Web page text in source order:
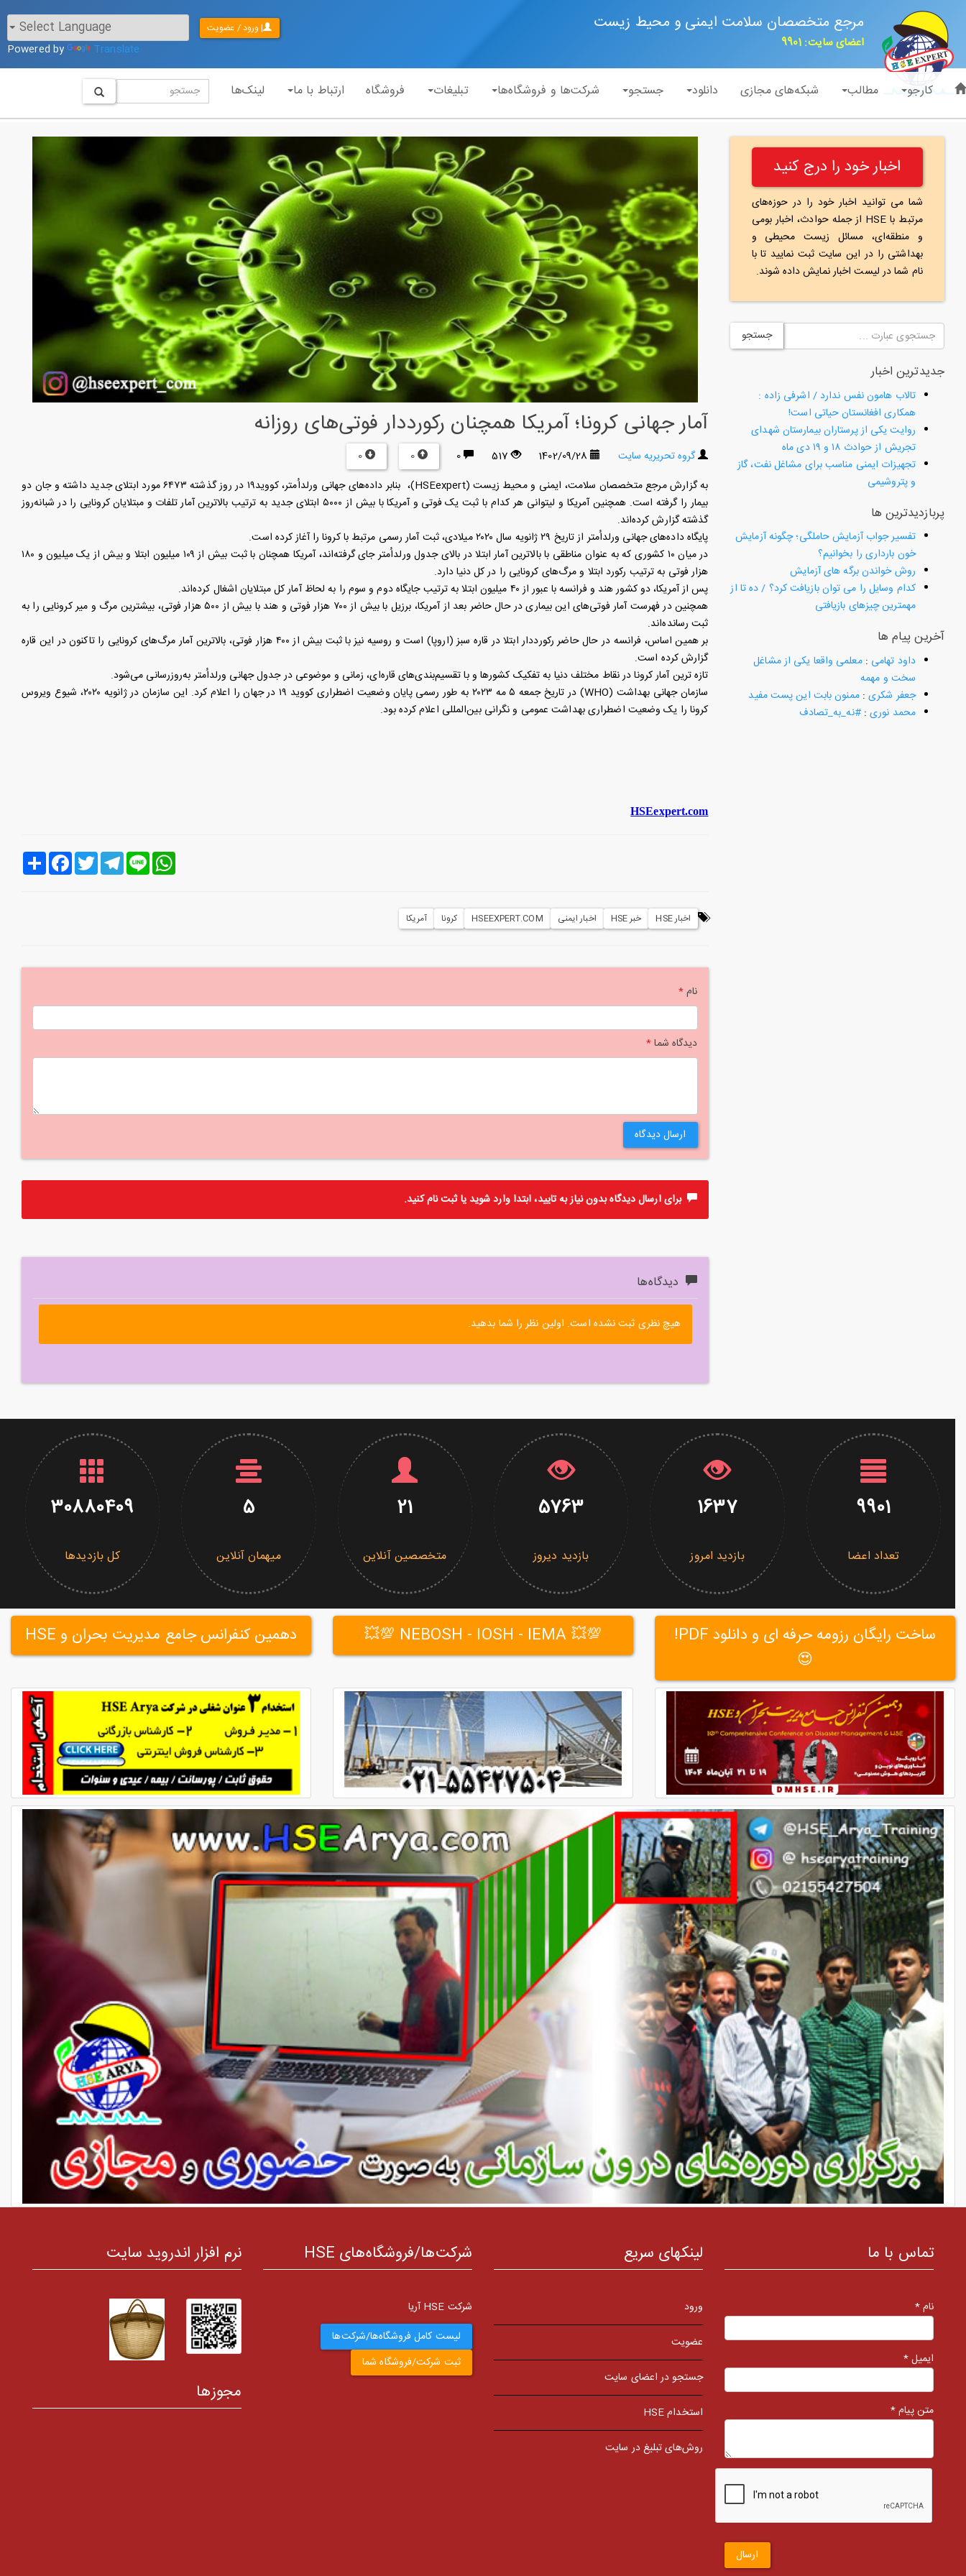
مرجع متخصصان سلامت ایمنی و محیط زیست
اعضای سایت: 9901 Powered by Translate
| ورود / عضویت
کارجو مطالب شبکه‌های مجازی دانلود جستجو شرکت‌ها و فروشگاه‌ها تبلیغات فروشگاه ارتباط با ما لینک‌ها
اخبار خود را درج کنید
شما می توانید اخبار خود را در حوزه‌های
مرتبط با HSE از جمله حوادث، اخبار بومی
و منطقه‌ای، مسائل زیست محیطی و
بهداشتی را در این سایت ثبت نمایید تا با
نام شما در لیست اخبار نمایش داده شوند.
جستجو
جدیدترین اخبار
تالاب هامون نفس ندارد / اشرفی زاده :
همکاری افغانستان حیاتی است!
روایت یکی از پرستاران بیمارستان شهدای
تجریش از حوادث ۱۸ و ۱۹ دی ماه
تجهیزات ایمنی مناسب برای مشاغل نفت، گاز
و پتروشیمی
پربازدیدترین ها
تفسیر جواب آزمایش حاملگی؛ چگونه آزمایش
خون بارداری را بخوانیم؟
روش خواندن برگه های آزمایش
کدام وسایل را می توان بازیافت کرد؟ / ده تا از
مهمترین چیزهای بازیافتی
آخرین پیام ها
داود تهامی :معلمی واقعا یکی از مشاغل
سخت و مهمه
جعفر شکری:ممنون بابت این پست مفید
محمد نوری:#نه_به_تصادف
آمار جهانی کرونا؛ آمریکا همچنان رکورددار فوتی‌های روزانه
گروه تحریریه سایت 1402/09/28
517
0
0
0
به گزارش مرجع متخصصان سلامت، ایمنی و محیط زیست (HSEexpert)، بنابر داده‌های جهانی ورلداُمتر، کووید۱۹ در روز گذشته ۶۴۷۳ مورد ابتلای جدید داشته و جان دو
بیمار را گرفته است. همچنین آمریکا و لیتوانی هر کدام با ثبت یک فوتی و آمریکا با بیش از ۵۰۰۰ ابتلای جدید به ترتیب بالاترین آمار تلفات و مبتلایان کرونایی را در شبانه‌روز
گذشته گزارش کرده‌اند.
پایگاه داده‌های جهانی ورلداُمتر از تاریخ ۲۹ ژانویه سال ۲۰۲۰ میلادی، ثبت آمار رسمی مرتبط با کرونا را آغاز کرده است.
در میان ۱۰ کشوری که به عنوان مناطقی با بالاترین آمار ابتلا در بالای جدول ورلداُمتر جای گرفته‌اند، آمریکا همچنان با ثبت بیش از ۱۰۹ میلیون ابتلا و بیش از یک میلیون و ۱۸۰
هزار فوتی به ترتیب رکورد ابتلا و مرگ‌های کرونایی را در کل دنیا دارد.
پس از آمریکا، دو کشور هند و فرانسه با عبور از ۴۰ میلیون ابتلا به ترتیب جایگاه دوم و سوم را به لحاظ آمار کل مبتلایان اشغال کرده‌اند.
همچنین در فهرست آمار فوتی‌های این بیماری در حال حاضر بعد از آمریکا، برزیل با بیش از ۷۰۰ هزار فوتی و هند با بیش از ۵۰۰ هزار فوتی، بیشترین مرگ‌ و میر کرونایی را به
ثبت رسانده‌اند.
بر همین اساس، فرانسه در حال حاضر رکورددار ابتلا در قاره سبز (اروپا) است و روسیه نیز با ثبت بیش از ۴۰۰ هزار فوتی، بالاترین آمار مرگ‌های کرونایی را تاکنون در این قاره
گزارش کرده است.
تازه‌ ترین آمار کرونا در نقاط مختلف دنیا به تفکیک کشورها و با تقسیم‌بندی‌های قاره‌ای، زمانی و موضوعی در جدول جهانی ورلداُمتر به‌روزرسانی می‌شود.
سازمان جهانی بهداشت (WHO) در تاریخ جمعه ۵ مه ۲۰۲۳ به‌ طور رسمی پایان وضعیت اضطراری کووید ۱۹ در جهان را اعلام کرد. این سازمان در ژانویه ۲۰۲۰، شیوع ویروس
کرونا را یک وضعیت اضطراری بهداشت عمومی و نگرانی بین‌المللی اعلام کرده بود.
HSEexpert.com
اشتراک
FacebookTwitter
Telegram Line
WhatsApp
اخبار HSE خبر HSE اخبار ایمنی HSEEXPERT.COM کرونا آمریکا
نام*
دیدگاه شما*
ارسال دیدگاه
برای ارسال دیدگاه بدون نیاز به تایید، ابتداواردشوید یاثبت نامکنید.
دیدگاه‌ها
هیچ نظری ثبت نشده است. اولین نظر را شما بدهید.
9901
تعداد اعضا
1637
بازدید امروز
5763
بازدید دیروز
21
متخصصین آنلاین
5
میهمان آنلاین
30880409
کل بازدیدها
ساخت رایگان رزومه حرفه ای و دانلود PDF!
😍
💯💥 NEBOSH - IOSH - IEMA 💯💥 دهمین کنفرانس جامع مدیریت بحران و HSE
تماس با ما
نام *
ایمیل *
متن پیام *
ارسال
لینکهای سریع
ورود
عضویت
جستجو در اعضای سایت
استخدام HSE
روش‌های تبلیغ در سایت
شرکت‌ها/فروشگاه‌های HSE
شرکت HSE آریا
لیست کامل فروشگاه‌ها/شرکت‌ها
ثبت شرکت/فروشگاه شما
نرم افزار اندروید سایت
مجوزها